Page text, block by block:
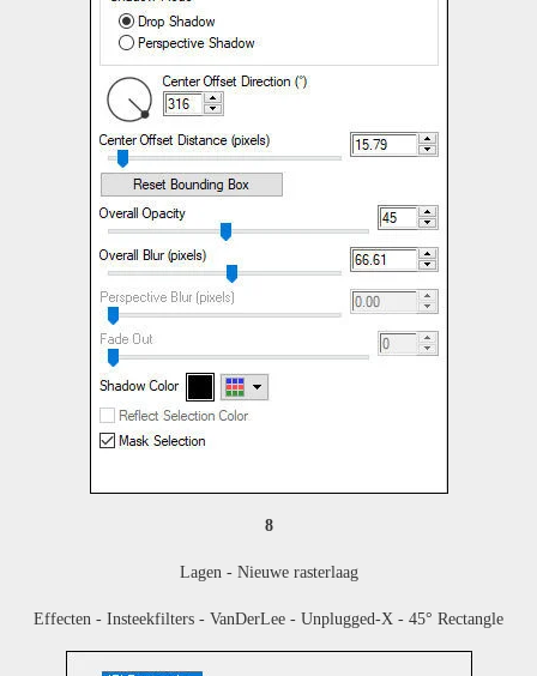
8
Lagen - Nieuwe rasterlaag
Effecten - Insteekfilters - VanDerLee - Unplugged-X - 45° Rectangle